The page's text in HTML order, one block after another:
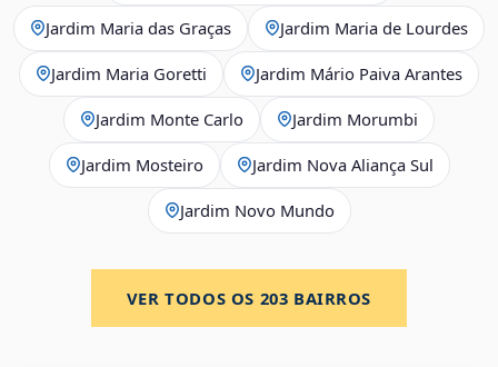
Jardim Maria das Graças Jardim Maria de Lourdes
Jardim Maria Goretti Jardim Mário Paiva Arantes
Jardim Monte Carlo Jardim Morumbi
Jardim Mosteiro Jardim Nova Aliança Sul
Jardim Novo Mundo
VER TODOS OS 203 BAIRROS